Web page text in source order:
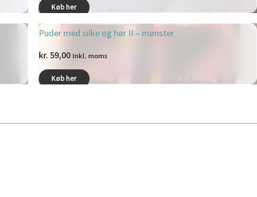
Køb her
Puder med silke og hør II – mønster
kr. 59,00 Inkl. moms
Køb her